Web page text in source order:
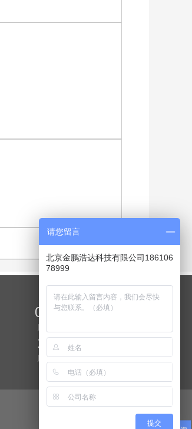
010-68546977
18610678999
周一至周日 7:00-23:00
请您留言
北京金鹏浩达科技有限公司186106
78999
提交